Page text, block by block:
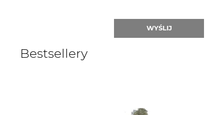
WYŚLIJ
Bestsellery